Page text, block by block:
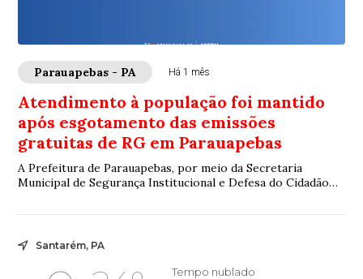
Parauapebas - PA Há 1 mês
Atendimento à população foi mantido
após esgotamento das emissões
gratuitas de RG em Parauapebas
A Prefeitura de Parauapebas, por meio da Secretaria
Municipal de Segurança Institucional e Defesa do Cidadão
Santarém, PA
Tempo nublado